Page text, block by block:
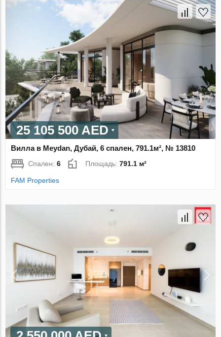
25 105 500 AED
Вилла в Meydan, Дубай, 6 спален, 791.1м², № 13810
Спален:6 Площадь:791.1 м²
FAM Properties